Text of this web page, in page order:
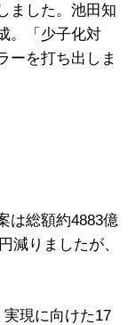
ました。池田知
。「少子化対
ーを打ち出しま
は総額約4883億
減りましたが、
現に向けた17